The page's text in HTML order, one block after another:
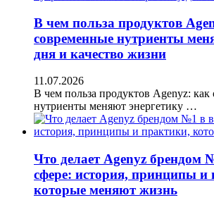
В чем польза продуктов
современные нутриенты
дня и качество жизни
11.07.2026
В чем польза продуктов Agenyz:
нутриенты меняют энергетику …
Что делает Agenyz брендом
сфере: история, принципы и
которые меняют жизнь